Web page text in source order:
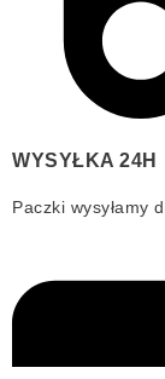
WYSYŁKA 24H
Paczki wysyłamy